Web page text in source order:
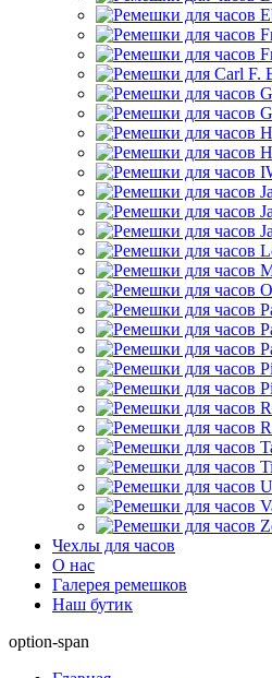
Чехлы для часов
О нас
Галерея ремешков
Наш бутик
option-span